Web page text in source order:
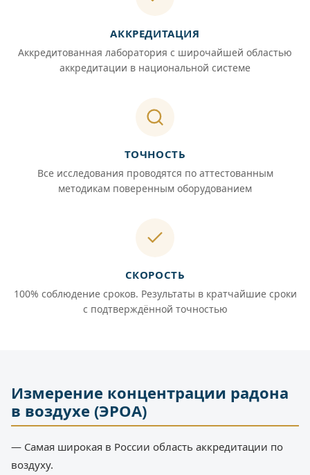
АККРЕДИТАЦИЯ
Аккредитованная лаборатория с широчайшей областью
аккредитации в национальной системе
ТОЧНОСТЬ
Все исследования проводятся по аттестованным
методикам поверенным оборудованием
СКОРОСТЬ
100% соблюдение сроков. Результаты в кратчайшие сроки
с подтверждённой точностью
Измерение концентрации радона
в воздухе (ЭРОА)
— Самая широкая в России область аккредитации по
воздуху.